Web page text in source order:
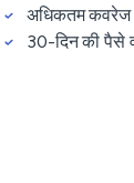
अधिकतम कवरेज
30-दिन की पैसे